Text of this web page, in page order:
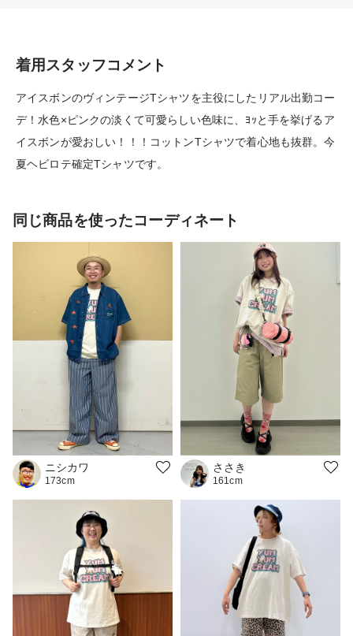
着用スタッフコメント
アイスボンのヴィンテージTシャツを主役にしたリアル出勤コー
デ！水色×ピンクの淡くて可愛らしい色味に、ﾖｯと手を挙げるア
イスボンが愛おしい！！！コットンTシャツで着心地も抜群。今
夏ヘビロテ確定Tシャツです。
同じ商品を使ったコーディネート
ニシカワ
173cm
ささき
161cm